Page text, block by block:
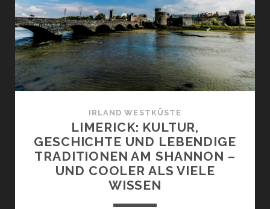
SÜDWESTEN:
SO
VIELE
MÖGLICHKEITEN
FÜR
DEINE
TOUR!
IRLAND WESTKÜSTE
LIMERICK: KULTUR,
GESCHICHTE UND LEBENDIGE
TRADITIONEN AM SHANNON –
UND COOLER ALS VIELE
WISSEN